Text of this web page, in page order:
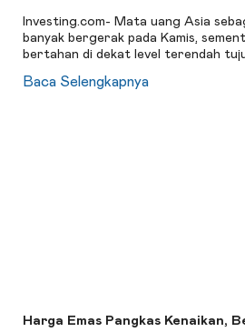
Investing.com- Mata uang Asia
banyak bergerak pada Kamis,
bertahan di dekat level terendah
Baca Selengkapnya
Harga Emas Pangkas Kenaikan,